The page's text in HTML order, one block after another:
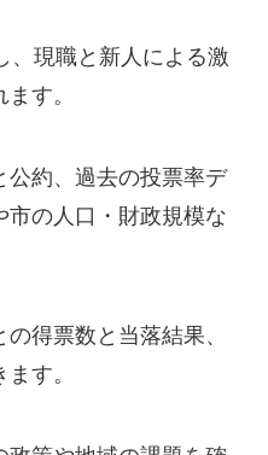
、現職と新人による激
す。
公約、過去の投票率デ
市の人口・財政規模な
得票数と当落結果、
す。